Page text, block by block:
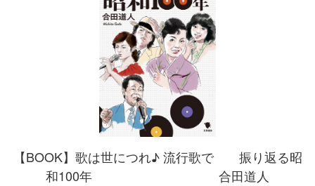
【BOOK】歌は世につれ♪ 流行歌で 振り返る昭
和100年 合田道人